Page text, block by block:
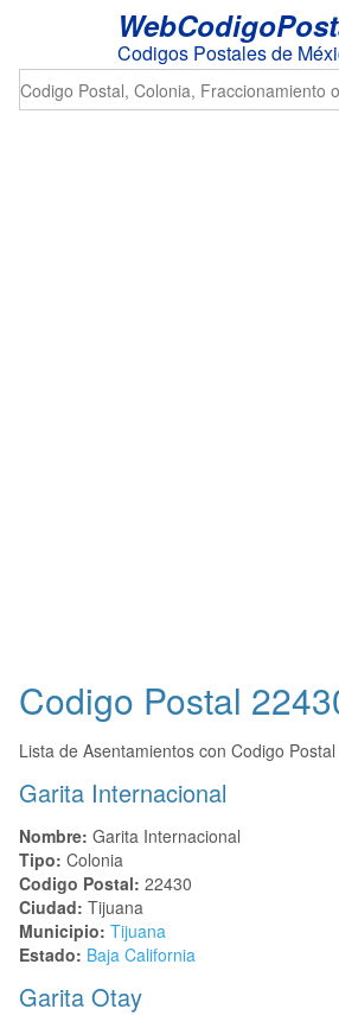
Codigos Postales de
Codigo Postal
Lista de Asentamientos con Codigo
Garita Internacional
Nombre: Garita Internacional
Tipo: Colonia
Codigo Postal: 22430
Ciudad: Tijuana
Municipio: Tijuana
Estado: Baja California
Garita Otay